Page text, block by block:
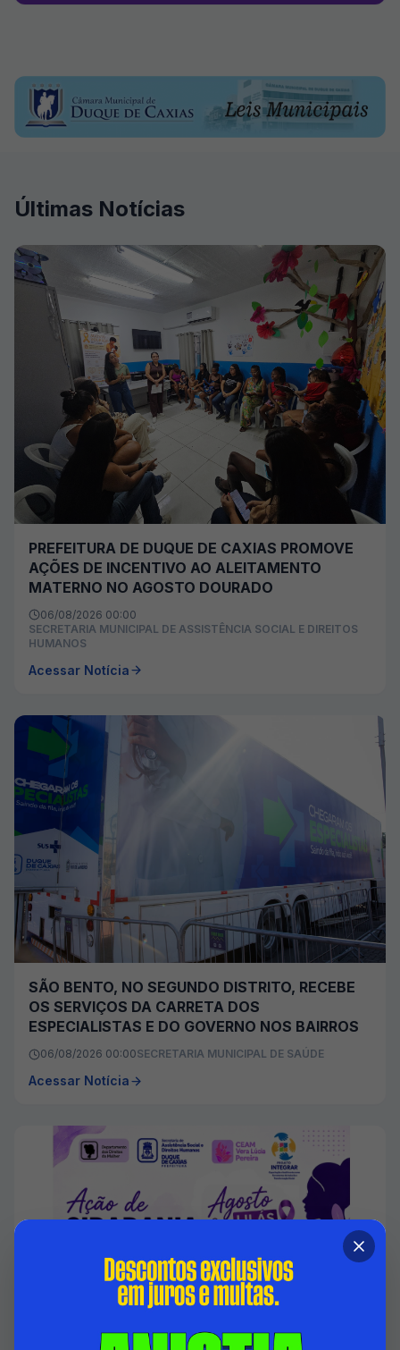
Últimas Notícias
PREFEITURA DE DUQUE DE CAXIAS PROMOVE
AÇÕES DE INCENTIVO AO ALEITAMENTO
MATERNO NO AGOSTO DOURADO
06/08/2026 00:00
SECRETARIA MUNICIPAL DE ASSISTÊNCIA SOCIAL E DIREITOS
HUMANOS
Acessar Notícia
SÃO BENTO, NO SEGUNDO DISTRITO, RECEBE
OS SERVIÇOS DA CARRETA DOS
ESPECIALISTAS E DO GOVERNO NOS BAIRROS
06/08/2026 00:00SECRETARIA MUNICIPAL DE SAÚDE
Acessar Notícia
ALUSÃO A LEI MARIA DA PENHA